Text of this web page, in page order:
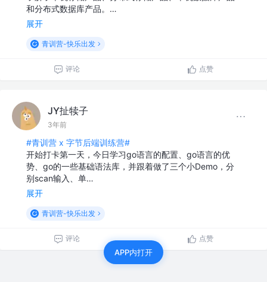
和分布式数据库产品。…
展开
青训营-快乐出发
评论 点赞
JY扯犊子
3年前
#青训营 x 字节后端训练营#
开始打卡第一天，今日学习go语言的配置、go语言的优
势、go的一些基础语法库，并跟着做了三个小Demo，分
别scan输入、单…
展开
青训营-快乐出发
评论 点赞
APP内打开